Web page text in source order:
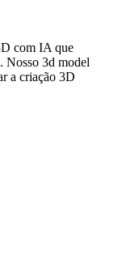
com IA que
Nosso 3d model
a criação 3D